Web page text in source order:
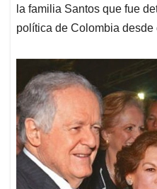
la familia Santos que fue
política de Colombia desde